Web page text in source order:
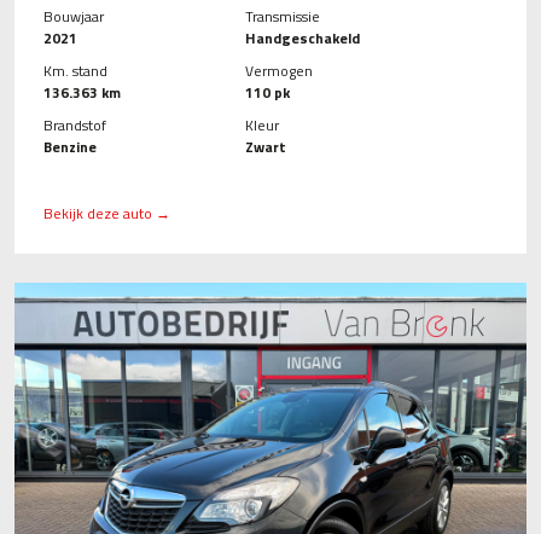
Bouwjaar
2021
Km. stand
136.363 km
Brandstof
Benzine
Transmissie
Handgeschakeld
Vermogen
110 pk
Kleur
Zwart
Bekijk deze auto →